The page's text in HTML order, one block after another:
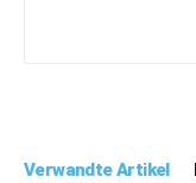
Verwandte Artikel